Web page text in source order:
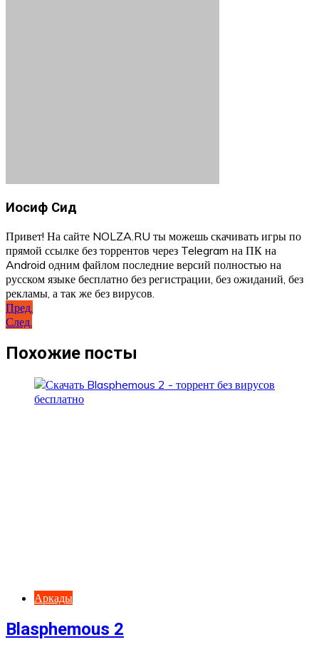
Иосиф Сид
Привет! На сайте NOLZA.RU ты можешь скачивать игры по
прямой ссылке без торрентов через Telegram на ПК на
Android одним файлом последние версий полностью на
русском языке бесплатно без регистрации, без ожиданий, без
рекламы, а так же без вирусов.
Навигация
по
записям
Пред.
След.
Похожие посты
Аркады
Blasphemous 2